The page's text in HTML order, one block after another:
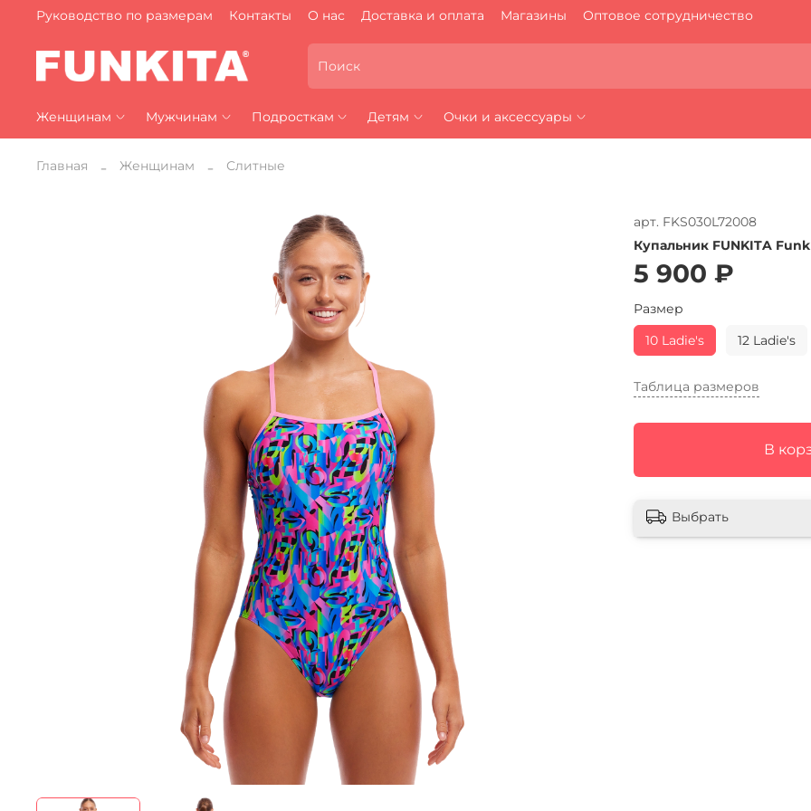
Руководство по размерам Контакты О нас Доставка и оплата Магазины Оптовое сотрудничество
Женщинам Мужчинам Подросткам Детям Очки и аксессуары
Главная Женщинам Слитные
арт. FKS030L72008
Купальник FUNKITA
5 900 ₽
Таблица размеров
В
Размер
10 Ladie's
12 Ladie's
Выбрать